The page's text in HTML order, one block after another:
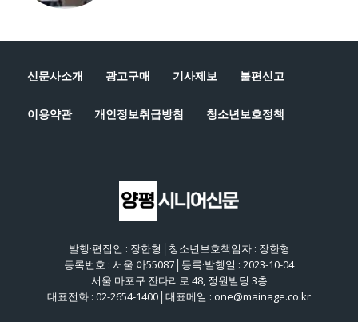
신문사소개 광고구매 기사제보 불편신고
이용약관 개인정보취급방침 청소년보호정책
발행·편집인 : 장한형│청소년보호책임자 : 장한형
등록번호 : 서울 아55087│등록·발행일 : 2023-10-04
서울 마포구 잔다리로 48, 정원빌딩 3층
대표전화 : 02-2654-1400│대표메일 : one@mainage.co.kr